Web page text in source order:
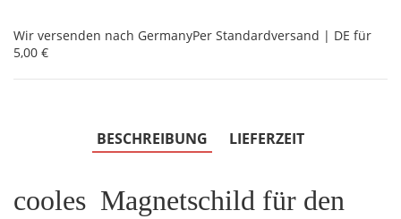
Wir versenden nach GermanyPer Standardversand | DE für
5,00 €
BESCHREIBUNG LIEFERZEIT
cooles Magnetschild für den